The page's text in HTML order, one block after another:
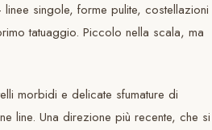
singole, forme pulite, costellazioni
tatuaggio. Piccolo nella scala, ma
morbidi e delicate sfumature di
line. Una direzione più recente, che si